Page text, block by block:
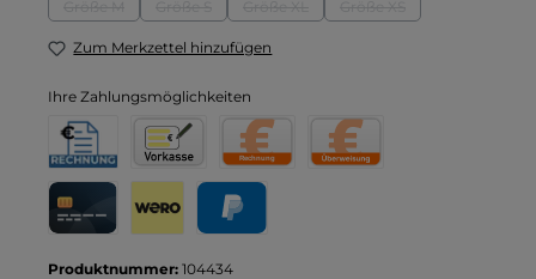
(Diese Option ist zurzeit nicht verfügbar.)
(Diese Option ist zurzeit nicht verfügbar.)
(Diese Option ist zurzeit nicht
(Diese Option ist zurzeit
Zum Merkzettel hinzufügen
Ihre Zahlungsmöglichkeiten
Rechnung
Rechnung für Behörden
Vorkasse
Produktnummer: 104434